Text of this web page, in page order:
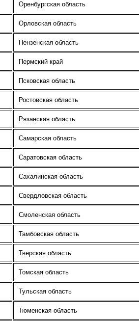
Оренбургская область
Орловская область
Пензенская область
Пермский край
Псковская область
Ростовская область
Рязанская область
Самарская область
Саратовская область
Сахалинская область
Свердловская область
Смоленская область
Тамбовская область
Тверская область
Томская область
Тульская область
Тюменская область